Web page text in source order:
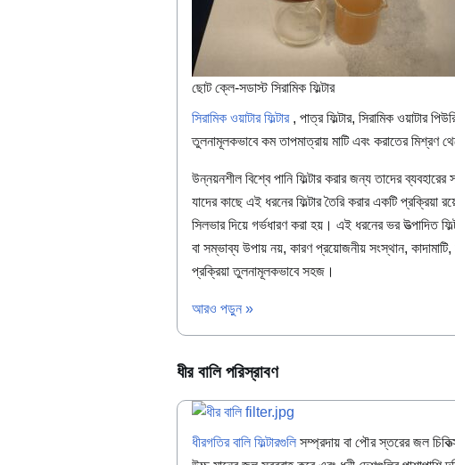
ছোট ক্লে-সডাস্ট সিরামিক ফিল্টার
সিরামিক ওয়াটার ফিল্টার, পাত্র ফিল্টার, সিরামিক ওয়াটার
তুলনামূলকভাবে কম তাপমাত্রায় মাটি এবং করাতের মিশ্রণ
উন্নয়নশীল বিশ্বে পানি ফিল্টার করার জন্য তাদের
যাদের কাছে এই ধরনের ফিল্টার তৈরি করার একটি প্রক্রিয়া
সিলভার দিয়ে গর্ভধারণ করা হয়। এই ধরনের ভর উত্পাদিত
বা সম্ভাব্য উপায় নয়, কারণ প্রয়োজনীয় সংস্থান,
প্রক্রিয়া তুলনামূলকভাবে সহজ।
আরও পড়ুন »
ধীর বালি পরিস্রাবণ
ধীরগতির বালি ফিল্টারগুলি সম্প্রদায় বা পৌর স্তরের জল